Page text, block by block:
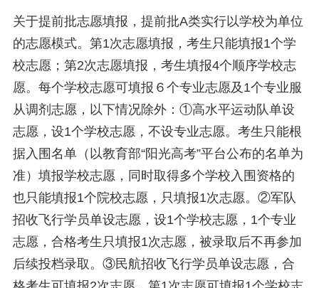
关于提前批志愿填报，提前批A类实行以学校为单位
的志愿模式。第1次志愿填报，考生只能填报1个学
校志愿；第2次志愿填报，考生填报4个顺序学校志
愿。每个学校志愿可填报６个专业志愿及1个专业服
从调剂志愿，以下情况除外：①高水平运动队单设
志愿，设1个学校志愿，不设专业志愿。考生只能根
据入围名单（以教育部“阳光高考”平台公布的名单为
准）填报学校志愿，同时取得多个学校入围资格的
也只能填报1个院校志愿，只填报1次志愿。②军队
招收飞行学员单设志愿，设1个学校志愿，1个专业
志愿，合格考生只填报1次志愿，被录取后不再参加
后续投档录取。③民航招收飞行学员单设志愿，合